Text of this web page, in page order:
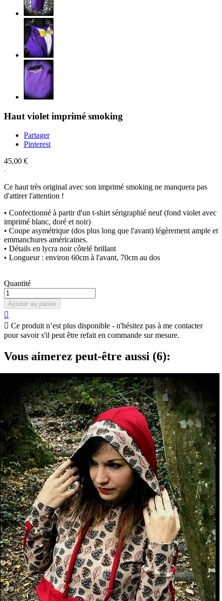
Haut violet imprimé smoking
Partager
Pinterest
45,00 €
Ce haut très original avec son imprimé smoking ne manquera pas
d'attirer l'attention !
• Confectionné à partir d'un t-shirt sérigraphié neuf (fond violet avec
imprimé blanc, doré et noir)
• Coupe asymétrique (dos plus long que l'avant) légèrement ample et
emmanchures américaines.
• Détails en lycra noir côtelé brillant
• Longueur : environ 60cm à l'avant, 70cm au dos
Quantité
Ajouter au panier

 Ce produit n’est plus disponible - n'hésitez pas à me contacter
pour savoir s'il peut être refait en commande sur mesure.
Vous aimerez peut-être aussi (6):